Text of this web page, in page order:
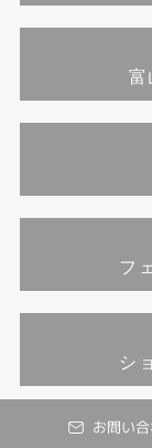
お問い
福井指輪工房｜
福井工房｜手作り
フ
シ
©